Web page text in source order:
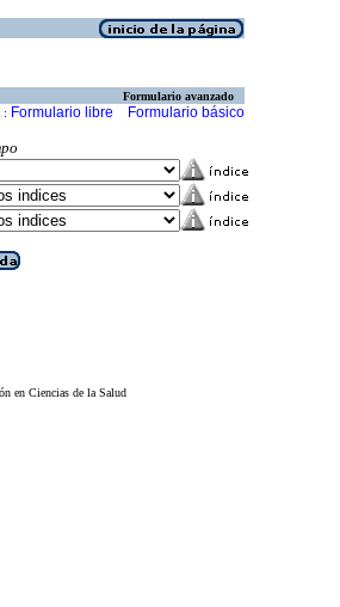
Formulario avanzado
: Formulario libre Formulario básico
en Ciencias de la Salud